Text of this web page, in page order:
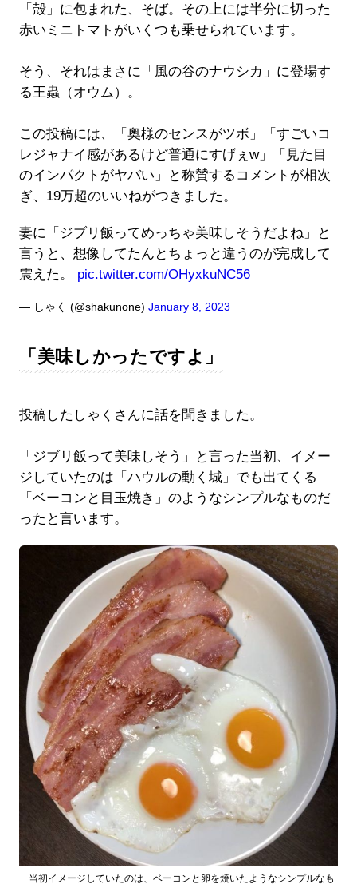
「殻」に包まれた、そば。その上には半分に切った
赤いミニトマトがいくつも乗せられています。
そう、それはまさに「風の谷のナウシカ」に登場す
る王蟲（オウム）。
この投稿には、「奥様のセンスがツボ」「すごいコ
レジャナイ感があるけど普通にすげぇw」「見た目
のインパクトがヤバい」と称賛するコメントが相次
ぎ、19万超のいいねがつきました。
妻に「ジブリ飯ってめっちゃ美味しそうだよね」と
言うと、想像してたんとちょっと違うのが完成して
震えた。 pic.twitter.com/OHyxkuNC56
— しゃく (@shakunone) January 8, 2023
「美味しかったですよ」
投稿したしゃくさんに話を聞きました。
「ジブリ飯って美味しそう」と言った当初、イメー
ジしていたのは「ハウルの動く城」でも出てくる
「ベーコンと目玉焼き」のようなシンプルなものだ
ったと言います。
「当初イメージしていたのは、ベーコンと卵を焼いたようなシンプルなも